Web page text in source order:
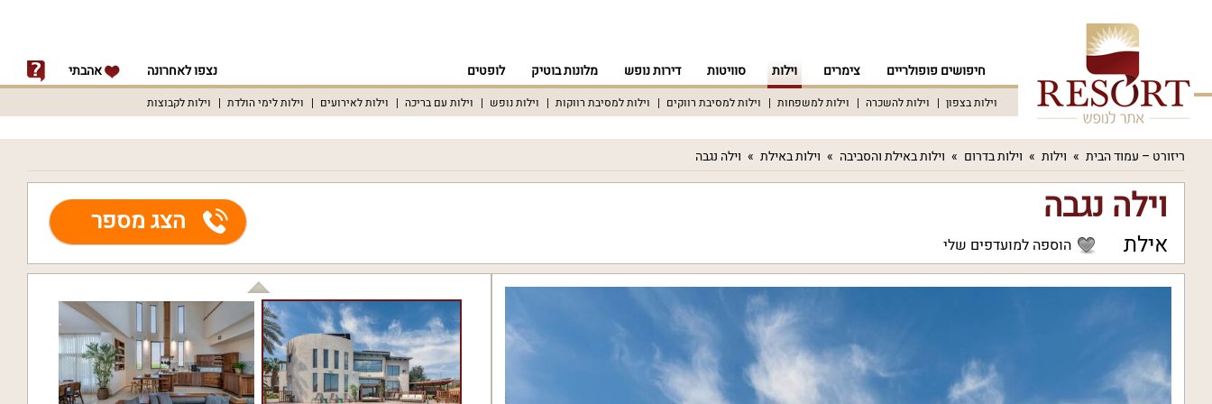
חיפושים פופולריים צימרים וילות סוויטות דירות נופש מלונות בוטיק לופטים נצפו לאחרונה אהבתי
וילות בצפון וילות להשכרה וילות למשפחות וילות למסיבת רווקים וילות למסיבת רווקות וילות נופש וילות עם בריכה וילות לאירועים וילות לימי הולדת וילות לקבוצות
ריזורט – עמוד הבית וילות וילות בדרום וילות באילת והסביבה וילות באילת וילה נגבה
וילה נגבה
אילת הוספה למועדפים שלי
הצג מספר